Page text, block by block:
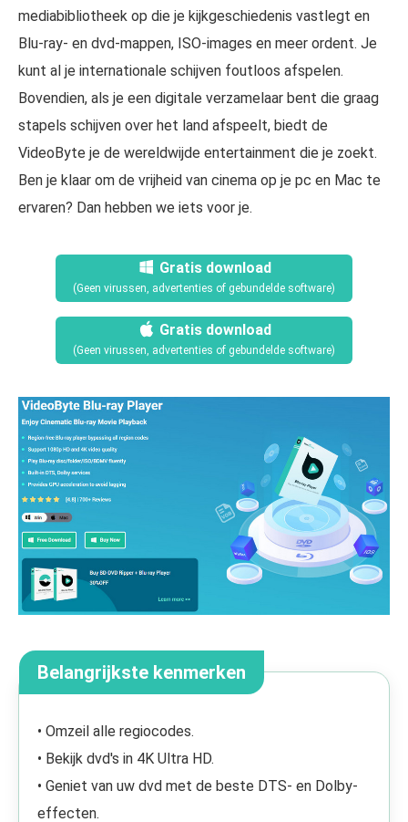
mediabibliotheek op die je kijkgeschiedenis vastlegt en
Blu-ray- en dvd-mappen, ISO-images en meer ordent. Je
kunt al je internationale schijven foutloos afspelen.
Bovendien, als je een digitale verzamelaar bent die graag
stapels schijven over het land afspeelt, biedt de
VideoByte je de wereldwijde entertainment die je zoekt.
Ben je klaar om de vrijheid van cinema op je pc en Mac te
ervaren? Dan hebben we iets voor je.
Gratis download
(Geen virussen, advertenties of gebundelde software)
Gratis download
(Geen virussen, advertenties of gebundelde software)
Belangrijkste kenmerken
• Omzeil alle regiocodes.
• Bekijk dvd's in 4K Ultra HD.
• Geniet van uw dvd met de beste DTS- en Dolby-
effecten.